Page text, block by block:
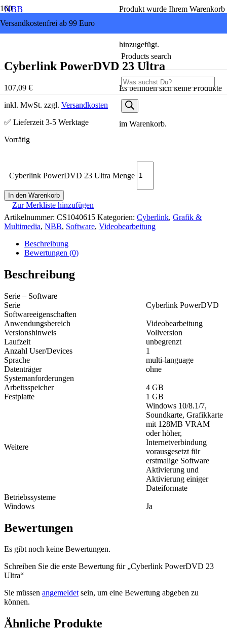
Versandkostenfrei ab 99 Euro
Produkt wurde Ihrem Warenkorb
hinzugefügt.
Es befinden sich keine Produkte
im Warenkorb.
Products search
NBB
Cyberlink PowerDVD 23 Ultra
107,09 €
inkl. MwSt. zzgl. Versandkosten
✅ Lieferzeit 3-5 Werktage
Cyberlink PowerDVD 23 Ultra Menge
In den Warenkorb
Zur Merkliste hinzufügen
Artikelnummer: CS1040615 Kategorien: Cyberlink, Grafik &
Multimedia, NBB, Software, Videobearbeitung
Beschreibung
Bewertungen (0)
Beschreibung
Serie – Software
Serie
Cyberlink PowerDVD
Softwareeigenschaften
Anwendungsbereich
Videobearbeitung
Versionshinweis
Vollversion
Laufzeit
unbegrenzt
Anzahl User/Devices
1
Sprache
multi-language
Datenträger
ohne
Systemanforderungen
Arbeitsspeicher
4 GB
Festplatte
1 GB
Weitere
Windows 10/8.1/7,
Soundkarte, Grafikkarte
mit 128MB VRAM
oder höher,
Internetverbindung
vorausgesetzt für
erstmalige Software
Aktivierung und
Aktivierung einiger
Dateiformate
Betriebssysteme
Windows
Ja
Bewertungen
Es gibt noch keine Bewertungen.
Schreiben Sie die erste Bewertung für „Cyberlink PowerDVD 23
Ultra“
Sie müssen angemeldetsein, um eine Bewertung abgeben zu
können.
Ähnliche Produkte